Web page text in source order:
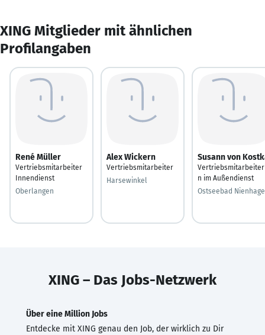
XING Mitglieder mit ähnlichen
Profilangaben
René Müller
Vertriebsmitarbeiter
Innendienst
Oberlangen
Alex Wickern
Vertriebsmitarbeiter
Harsewinkel
Susann von
n im Außendienst
Ostseebad
XING – Das Jobs-Netzwerk
Über eine Million Jobs
Entdecke mit XING genau den Job, der wirklich zu Dir